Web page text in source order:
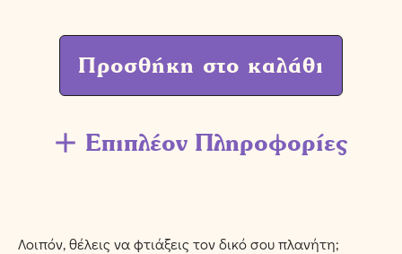
Προσθήκη στο καλάθι
Επιπλέον Πληροφορίες
Λοιπόν, θέλεις να φτιάξεις τον δικό σου πλανήτη;